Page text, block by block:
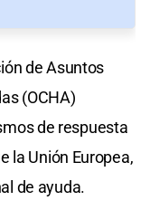
de Asuntos
(OCHA)
de respuesta
la Unión Europea,
de ayuda.